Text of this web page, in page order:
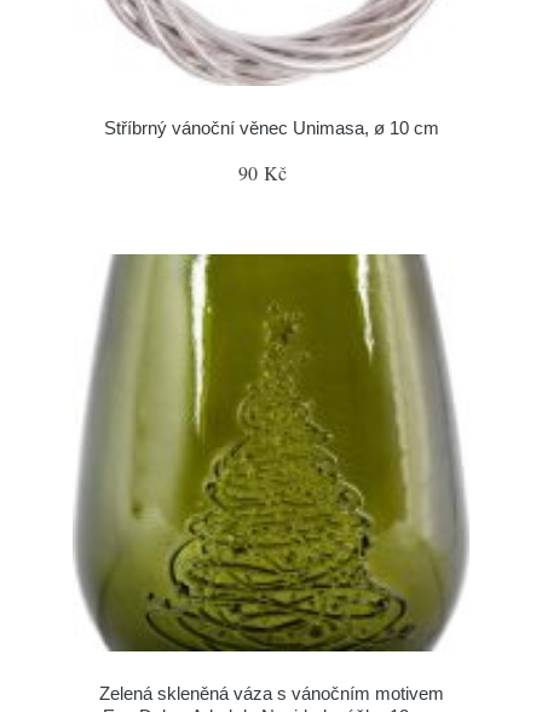
Stříbrný vánoční věnec Unimasa, ø 10 cm
90 Kč
Zelená skleněná váza s vánočním motivem